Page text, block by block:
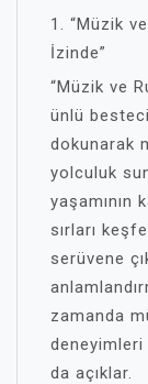
1. “Müzik
İzinde”
“Müzik ve
ünlü
dokunarak
yolculuk
yaşamının
sırları
serüvene
zamanda
da açıklar.